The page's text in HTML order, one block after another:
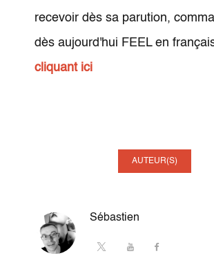
recevoir dès sa parution,
dès aujourd'hui FEEL en
cliquant ici
AUTEUR(S)
Sébastien